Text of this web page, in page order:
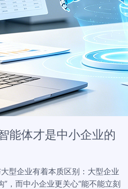
能体才是中小企业的
型企业有着本质区别：大型企业
”，而中小企业更关心“能不能立刻